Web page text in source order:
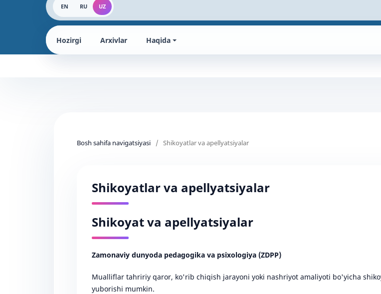
EN RU UZ
Hozirgi Arxivlar Haqida
Bosh sahifa navigatsiyasi / Shikoyatlar va apellyatsiyalar
Shikoyatlar va apellyatsiyalar
Shikoyat va apellyatsiyalar
Zamonaviy dunyoda pedagogika va psixologiya (ZDPP)
Mualliflar tahririy qaror, ko'rib chiqish jarayoni yoki nashriyot amaliyoti bo'yicha
yuborishi mumkin.